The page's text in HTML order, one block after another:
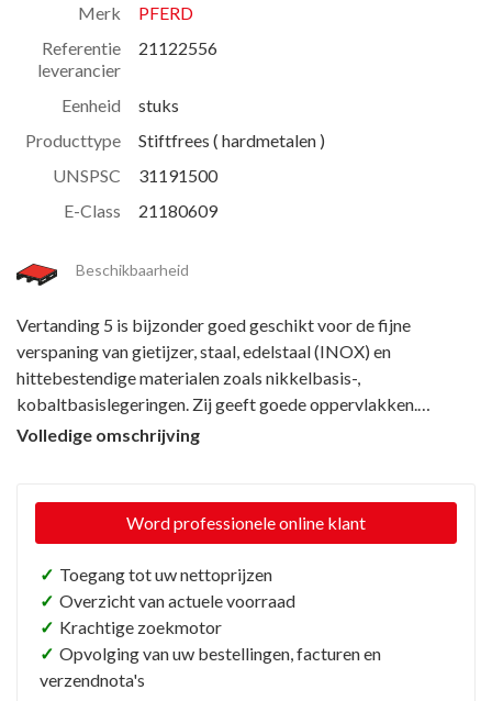
Merk
PFERD
Referentie
leverancier
21122556
Eenheid
stuks
Producttype
Stiftfrees ( hardmetalen )
UNSPSC
31191500
E-Class
21180609
Beschikbaarheid
Vertanding 5 is bijzonder goed geschikt voor de fijne
verspaning van gietijzer, staal, edelstaal (INOX) en
hittebestendige materialen zoals nikkelbasis-,
kobaltbasislegeringen. Zij geeft goede oppervlakken.
Hardmetalen stiftfrezen voor universeel gebruik zijn
goed verspanend vermogen en kunnen op vele materialen
gebruikt worden. Spitsboogvormige stiftfrees volgens DIN
Volledige omschrijving
Word professionele online klant
✓ Toegang tot uw nettoprijzen
✓ Overzicht van actuele voorraad
✓ Krachtige zoekmotor
✓ Opvolging van uw bestellingen, facturen en
verzendnota's